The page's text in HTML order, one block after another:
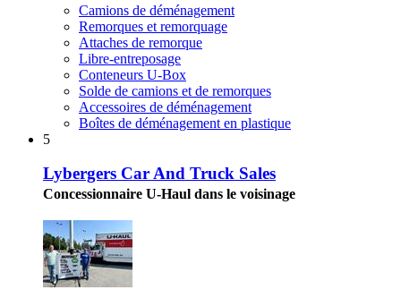
Camions de déménagement
Remorques et remorquage
Attaches de remorque
Libre-entreposage
Conteneurs U-Box
Solde de camions et de remorques
Accessoires de déménagement
Boîtes de déménagement en plastique
5
Lybergers Car And Truck Sales
Concessionnaire U-Haul dans le voisinage